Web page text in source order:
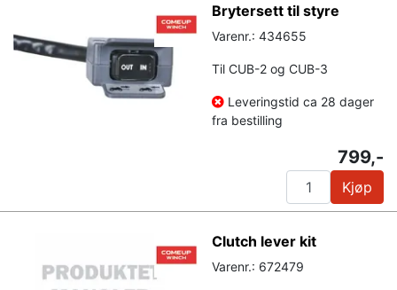
Brytersett til styre
Varenr.: 434655
Til CUB-2 og CUB-3
Leveringstid ca 28 dager
fra bestilling
799,-
Kjøp
Clutch lever kit
Varenr.: 672479